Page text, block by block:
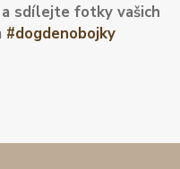
sdílejte fotky vašich
#dogdenobojky